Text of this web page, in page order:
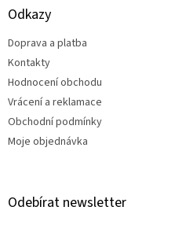
Odkazy
Doprava a platba
Kontakty
Hodnocení obchodu
Vrácení a reklamace
Obchodní podmínky
Moje objednávka
Odebírat newsletter